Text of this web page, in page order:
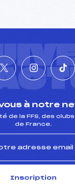
à notre
de la FFS, des
de France.
Inscription